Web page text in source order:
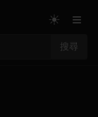
搜尋
☀ ≡